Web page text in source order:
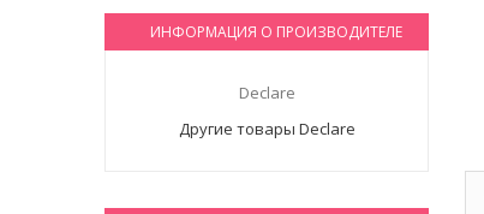
ИНФОРМАЦИЯ О ПРОИЗВОДИТЕЛЕ
Declare
Другие товары Declare